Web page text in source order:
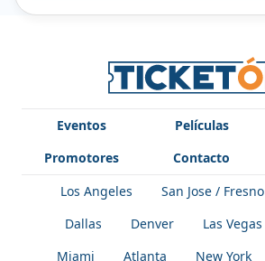
Eventos Películas
Promotores
Contacto
Los Angeles
San Jose / Fresno
Dallas
Denver Las Vegas
Miami
Atlanta New York